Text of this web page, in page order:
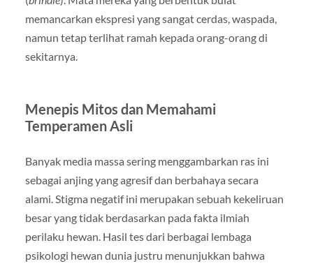
memancarkan ekspresi yang sangat cerdas, waspada,
namun tetap terlihat ramah kepada orang-orang di
sekitarnya.
Menepis Mitos dan Memahami
Temperamen Asli
Banyak media massa sering menggambarkan ras ini
sebagai anjing yang agresif dan berbahaya secara
alami. Stigma negatif ini merupakan sebuah kekeliruan
besar yang tidak berdasarkan pada fakta ilmiah
perilaku hewan. Hasil tes dari berbagai lembaga
psikologi hewan dunia justru menunjukkan bahwa